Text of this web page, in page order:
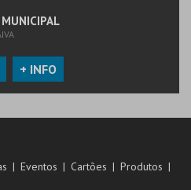
+ INFO
Eventos Cartões
Produtos